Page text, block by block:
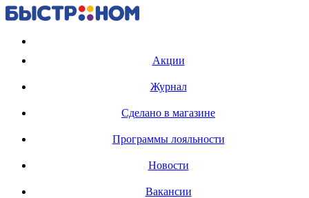
Акции
Журнал
Сделано в магазине
Программы лояльности
Новости
Вакансии